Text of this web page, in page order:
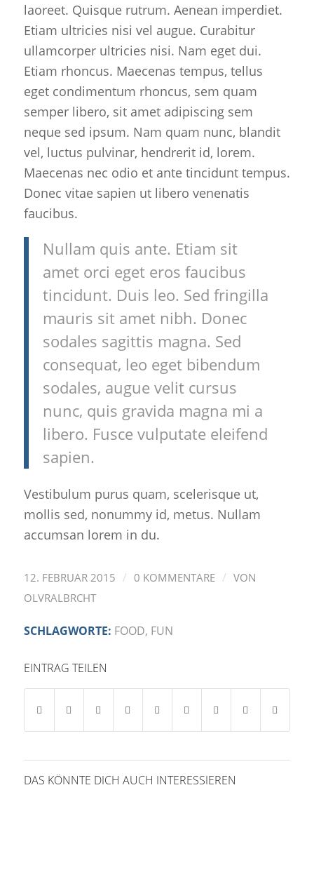
laoreet. Quisque rutrum. Aenean imperdiet.
Etiam ultricies nisi vel augue. Curabitur
ullamcorper ultricies nisi. Nam eget dui.
Etiam rhoncus. Maecenas tempus, tellus
eget condimentum rhoncus, sem quam
semper libero, sit amet adipiscing sem
neque sed ipsum. Nam quam nunc, blandit
vel, luctus pulvinar, hendrerit id, lorem.
Maecenas nec odio et ante tincidunt tempus.
Donec vitae sapien ut libero venenatis
faucibus.
Nullam quis ante. Etiam sit
amet orci eget eros faucibus
tincidunt. Duis leo. Sed fringilla
mauris sit amet nibh. Donec
sodales sagittis magna. Sed
consequat, leo eget bibendum
sodales, augue velit cursus
nunc, quis gravida magna mi a
libero. Fusce vulputate eleifend
sapien.
Vestibulum purus quam, scelerisque ut,
mollis sed, nonummy id, metus. Nullam
accumsan lorem in du.
12. FEBRUAR 2015 / 0 KOMMENTARE / VON
OLVRALBRCHT
SCHLAGWORTE: FOOD, FUN
EINTRAG TEILEN
DAS KÖNNTE DICH AUCH INTERESSIEREN